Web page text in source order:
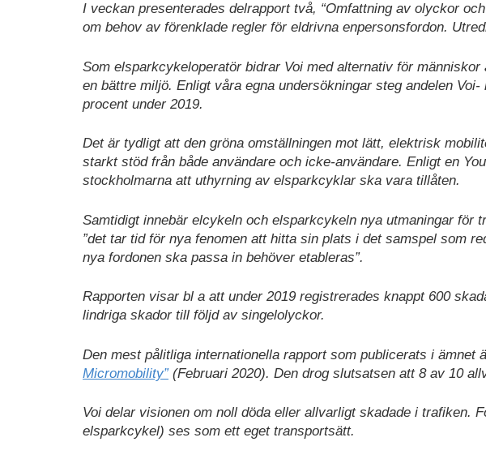
I veckan presenterades delrapport två, “Omfattning av olyckor
om behov av förenklade regler för eldrivna enpersonsfordon.
Som elsparkcykeloperatör bidrar Voi med alternativ för
en bättre miljö. Enligt våra egna undersökningar steg andelen
procent under 2019.
Det är tydligt att den gröna omställningen mot lätt, elektrisk
starkt stöd från både användare och icke-användare. Enligt en
stockholmarna att uthyrning av elsparkcyklar ska vara tillåten.
Samtidigt innebär elcykeln och elsparkcykeln nya utmaningar för
”det tar tid för nya fenomen att hitta sin plats i det samspel som
nya fordonen ska passa in behöver etableras”.
Rapporten visar bl a att under 2019 registrerades knappt 600
lindriga skador till följd av singelolyckor.
Den mest pålitliga internationella rapport som publicerats i ämnet
Micromobility”(Februari 2020). Den drog slutsatsen att 8 av 10
Voi delar visionen om noll döda eller allvarligt skadade i trafiken.
elsparkcykel) ses som ett eget transportsätt.